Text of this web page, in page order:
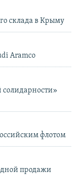
склада в Крыму
Aramco
флотом
продажи